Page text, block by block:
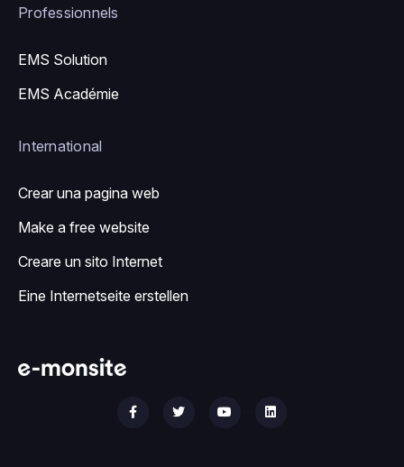
Professionnels
EMS Solution
EMS Académie
International
Crear una pagina web
Make a free website
Creare un sito Internet
Eine Internetseite erstellen